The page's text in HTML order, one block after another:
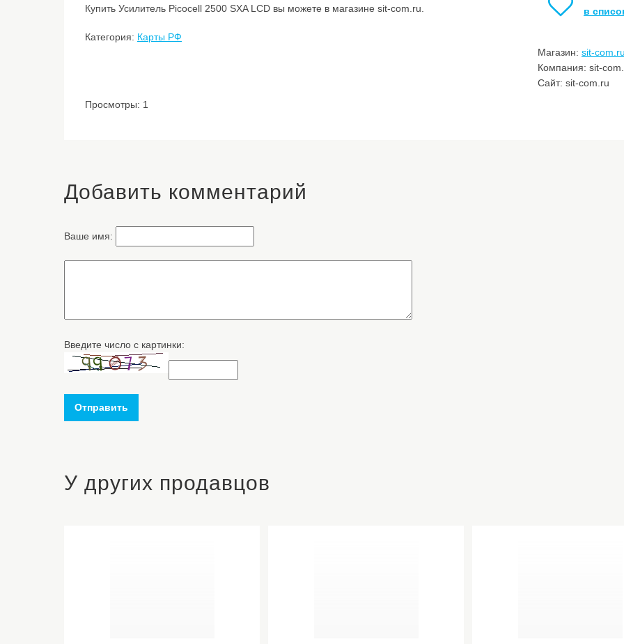
Купить Усилитель Picocell 2500 SXA LCD вы можете в магазине sit-com.ru.
Категория: Карты РФ
в
Магазин: sit-
Компания: sit-
Сайт: sit-com.ru
Просмотры: 1
Добавить комментарий
Ваше имя:
Введите число с картинки:
Отправить
У других продавцов